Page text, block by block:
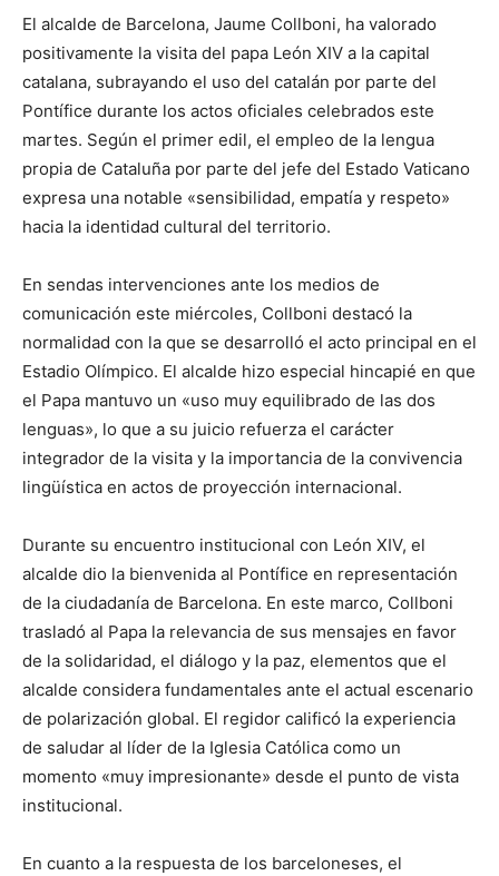
El alcalde de Barcelona, Jaume Collboni, ha valorado
positivamente la visita del papa León XIV a la capital
catalana, subrayando el uso del catalán por parte del
Pontífice durante los actos oficiales celebrados este
martes. Según el primer edil, el empleo de la lengua
propia de Cataluña por parte del jefe del Estado Vaticano
expresa una notable «sensibilidad, empatía y respeto»
hacia la identidad cultural del territorio.
En sendas intervenciones ante los medios de
comunicación este miércoles, Collboni destacó la
normalidad con la que se desarrolló el acto principal en el
Estadio Olímpico. El alcalde hizo especial hincapié en que
el Papa mantuvo un «uso muy equilibrado de las dos
lenguas», lo que a su juicio refuerza el carácter
integrador de la visita y la importancia de la convivencia
lingüística en actos de proyección internacional.
Durante su encuentro institucional con León XIV, el
alcalde dio la bienvenida al Pontífice en representación
de la ciudadanía de Barcelona. En este marco, Collboni
trasladó al Papa la relevancia de sus mensajes en favor
de la solidaridad, el diálogo y la paz, elementos que el
alcalde considera fundamentales ante el actual escenario
de polarización global. El regidor calificó la experiencia
de saludar al líder de la Iglesia Católica como un
momento «muy impresionante» desde el punto de vista
institucional.
En cuanto a la respuesta de los barceloneses, el